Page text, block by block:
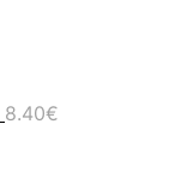
8.40€